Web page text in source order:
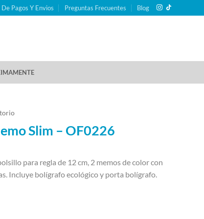
Pagos Y Envios Preguntas Frecuentes Blog
Slim – OF0226
para regla de 12 cm, 2 memos de color con
Incluye bolígrafo ecológico y porta bolígrafo.